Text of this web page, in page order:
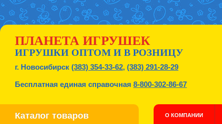
ПЛАНЕТА ИГРУШЕК
ИГРУШКИ ОПТОМ И В РОЗНИЦУ
г. Новосибирск (383) 354-33-62, (383) 291-28-29
Бесплатная единая справочная 8-800-302-86-67
Каталог товаров О КОМПАНИИ